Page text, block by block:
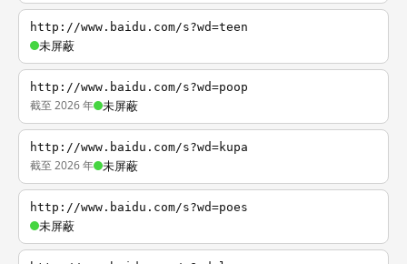
http://www.baidu.com/s?wd=teen
未屏蔽
http://www.baidu.com/s?wd=poop
截至 2026 年 未屏蔽
http://www.baidu.com/s?wd=kupa
截至 2026 年 未屏蔽
http://www.baidu.com/s?wd=poes
未屏蔽